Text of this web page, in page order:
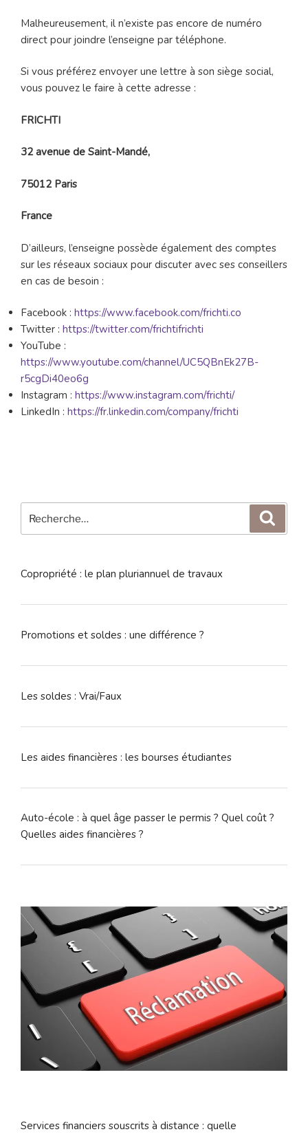
Malheureusement, il n’existe pas encore de numéro
direct pour joindre l’enseigne par téléphone.
Si vous préférez envoyer une lettre à son siège social,
vous pouvez le faire à cette adresse :
FRICHTI
32 avenue de Saint-Mandé,
75012 Paris
France
D’ailleurs, l’enseigne possède également des comptes
sur les réseaux sociaux pour discuter avec ses conseillers
en cas de besoin :
Facebook : https://www.facebook.com/frichti.co
Twitter : https://twitter.com/frichtifrichti
YouTube :
https://www.youtube.com/channel/UC5QBnEk27B-
r5cgDi40eo6g
Instagram : https://www.instagram.com/frichti/
LinkedIn : https://fr.linkedin.com/company/frichti
pour
Copropriété : le plan pluriannuel de travaux
Promotions et soldes : une différence ?
Les soldes : Vrai/Faux
Les aides financières : les bourses étudiantes
Auto-école : à quel âge passer le permis ? Quel coût ?
Quelles aides financières ?
Services financiers souscrits à distance : quelle